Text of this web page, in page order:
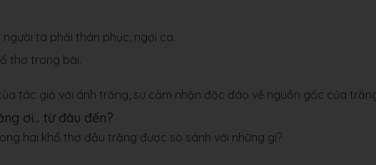
người ta phải thán phục, ngợi ca.
thơ trong bài.
tác giả với ánh trăng, sự cảm nhận độc đáo về nguồn gốc của
ơi... từ đâu đến?
hai khổ thơ đầu trăng được so sánh với những gì?